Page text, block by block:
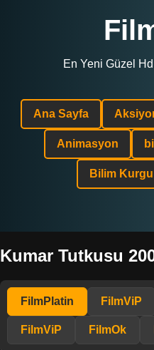
En Yeni Güzel Hd
Ana Sayfa
Animasyon
Bilim Kurgu
Kumar Tutkusu
FilmPlatin FilmViP
FilmViP FilmOk